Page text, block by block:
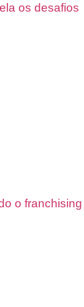
os desafios
o franchising